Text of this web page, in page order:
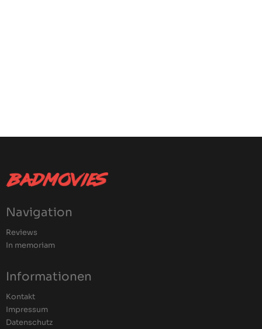
Navigation
Reviews
In memoriam
Informationen
Kontakt
Impressum
Datenschutz